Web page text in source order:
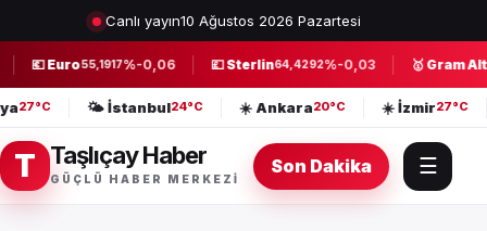
Canlı yayın10 Ağustos 2026 Pazartesi
💶 Euro55,1917%-0,06 💷 Sterlin64,4292%-0,03 🥇 Gram
27°C 🌤️ İstanbul24°C ☀️ Ankara20°C ☀️ İzmir27°C
T Taşlıçay Haber
GÜÇLÜ HABER MERKEZI
Son Dakika ☰